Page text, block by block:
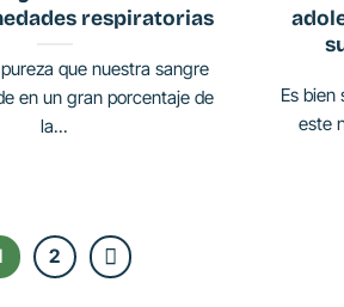
respiratorias
que nuestra sangre
en un gran porcentaje de
la...
Es bien
este
2